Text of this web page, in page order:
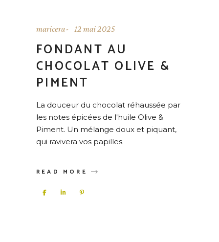
maricera 12 mai 2025
FONDANT AU
CHOCOLAT OLIVE &
PIMENT
La douceur du chocolat réhaussée par
les notes épicées de l'huile Olive &
Piment. Un mélange doux et piquant,
qui ravivera vos papilles.
READ MORE